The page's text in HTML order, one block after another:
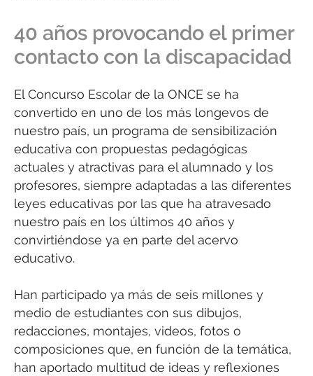
40 años provocando el primer
contacto con la discapacidad
El Concurso Escolar de la ONCE se ha
convertido en uno de los más longevos de
nuestro país, un programa de sensibilización
educativa con propuestas pedagógicas
actuales y atractivas para el alumnado y los
profesores, siempre adaptadas a las diferentes
leyes educativas por las que ha atravesado
nuestro país en los últimos 40 años y
convirtiéndose ya en parte del acervo
educativo.
Han participado ya más de seis millones y
medio de estudiantes con sus dibujos,
redacciones, montajes, videos, fotos o
composiciones que, en función de la temática,
han aportado multitud de ideas y reflexiones